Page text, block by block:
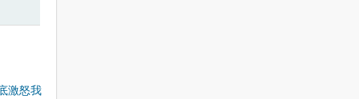
激怒我